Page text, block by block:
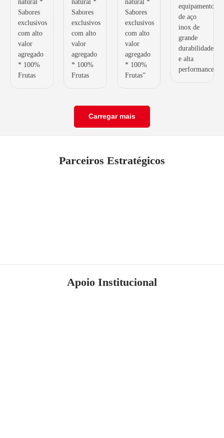
natural *
Sabores
exclusivos
com alto
valor
agregado
* 100%
Frutas
natural *
Sabores
exclusivos
com alto
valor
agregado
* 100%
Frutas
natural *
Sabores
exclusivos
com alto
valor
agregado
* 100%
Frutas”
equipamentos
de aço
inox de
grande
durabilidade
e alta
performance.
Carregar mais
Parceiros Estratégicos
Apoio Institucional